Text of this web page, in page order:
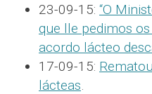
23-09-15: “O
que lle pedimos
acordo lácteo
17-09-15:
lácteas.